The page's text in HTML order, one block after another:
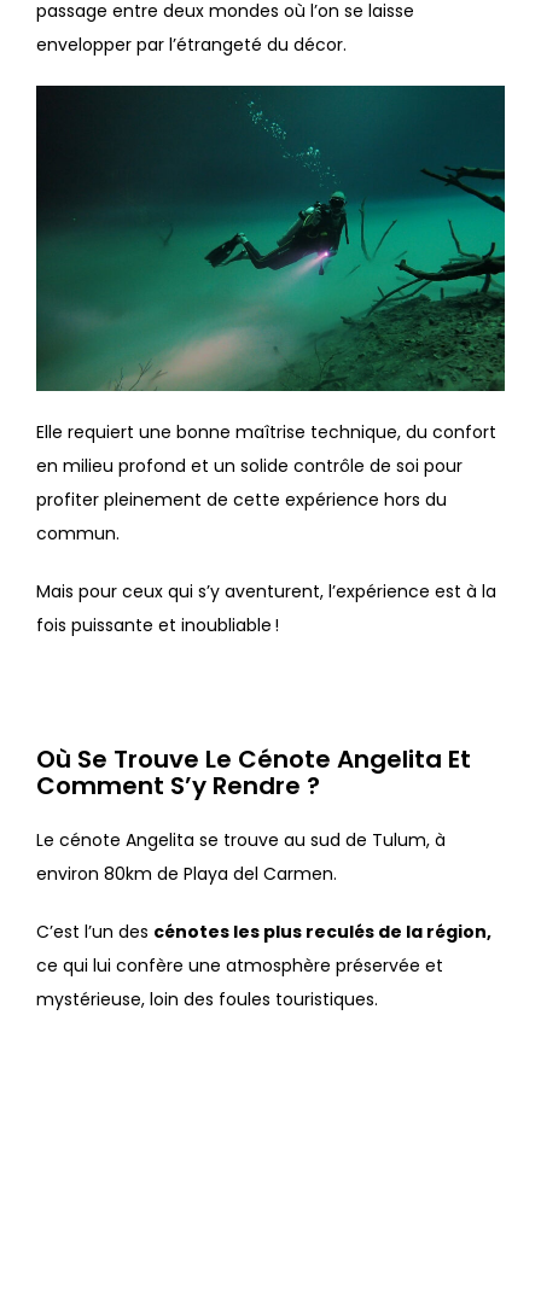
passage entre deux mondes où l’on se laisse
envelopper par l’étrangeté du décor.
Elle requiert une bonne maîtrise technique, du confort
en milieu profond et un solide contrôle de soi pour
profiter pleinement de cette expérience hors du
commun.
Mais pour ceux qui s’y aventurent, l’expérience est à la
fois puissante et inoubliable !
Où Se Trouve Le Cénote Angelita Et
Comment S’y Rendre ?
Le cénote Angelita se trouve au sud de Tulum, à
environ 80km de Playa del Carmen.
C’est l’un des cénotes les plus reculés de la région,
ce qui lui confère une atmosphère préservée et
mystérieuse, loin des foules touristiques.